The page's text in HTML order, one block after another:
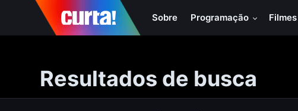
Sobre Programação Filmes
Resultados de busca